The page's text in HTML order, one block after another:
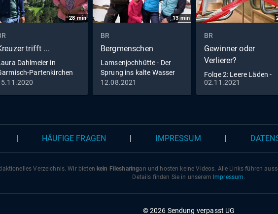
28 min
trifft ...
Dahlmeier in
Partenkirchen
13min
BR
Bergmenschen
Lamsenjochhütte - Der
Sprung ins kalte Wasser
(S06/E01)
12.08.2021
BR
Gewinner oder
Verlierer?
Folge 2: Leere Läden -
neue Chancen (S01/E02)
02.11.2021
HÄUFIGE FRAGEN IMPRESSUM
Verzeichnis. Wir bieten kein Filesharingan und hosten keine Videos. Alle Links führen
Details finden Sie in unserem Impressum.
© 2026 Sendung verpasst UG